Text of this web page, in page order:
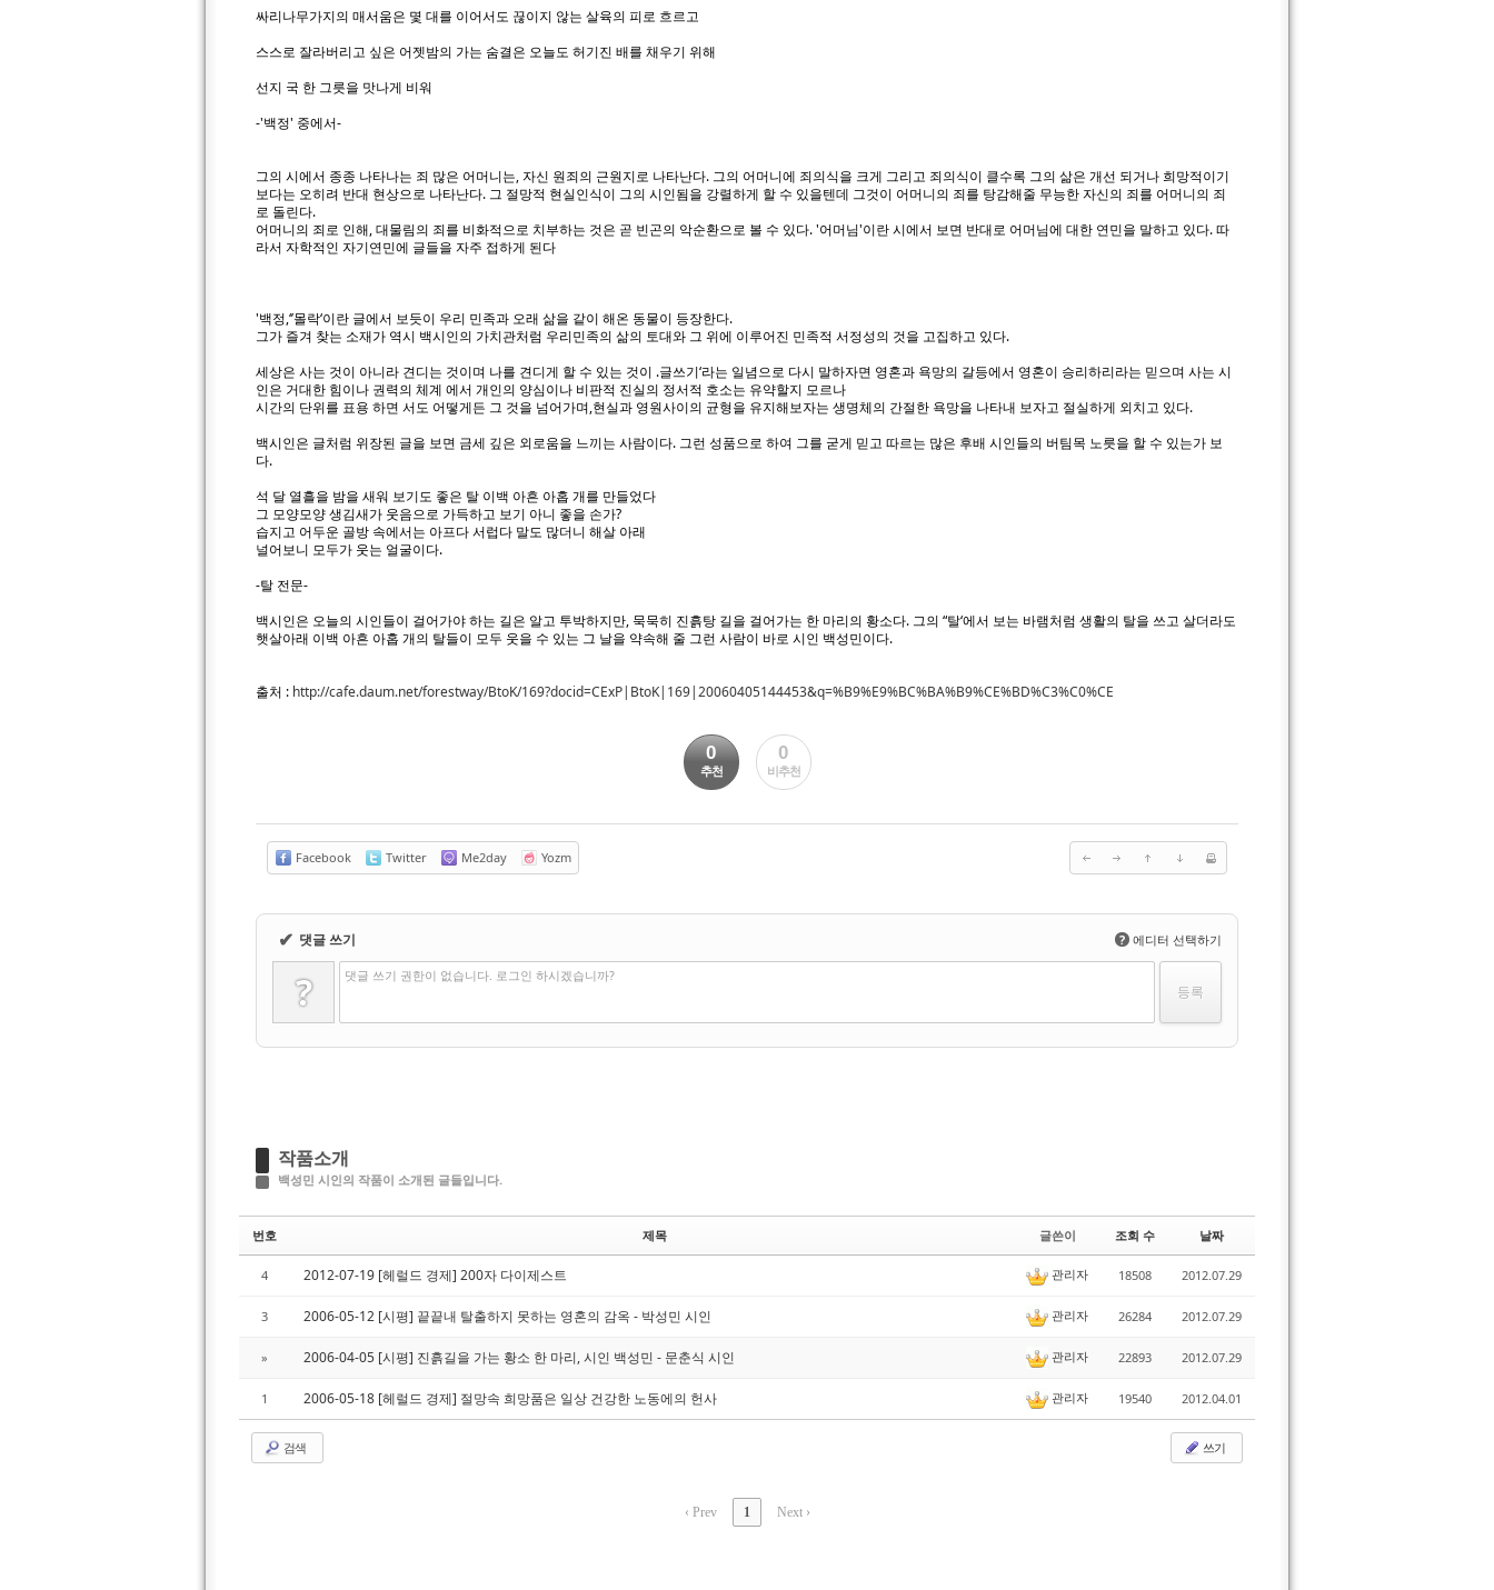
싸리나무가지의 매서움은 몇 대를 이어서도 끊이지 않는 살육의 피로 흐르고
스스로 잘라버리고 싶은 어젯밤의 가는 숨결은 오늘도 허기진 배를 채우기 위해
선지 국 한 그릇을 맛나게 비워
-'백정' 중에서-
그의 시에서 종종 나타나는 죄 많은 어머니는, 자신 원죄의 근원지로 나타난다. 그의 어머니에 죄의식을 크게 그리고 죄의식이 클수록 그의 삶은 개선 되거나 희망적이기
보다는 오히려 반대 현상으로 나타난다. 그 절망적 현실인식이 그의 시인됨을 강렬하게 할 수 있을텐데 그것이 어머니의 죄를 탕감해줄 무능한 자신의 죄를 어머니의 죄
로 돌린다.
어머니의 죄로 인해, 대물림의 죄를 비화적으로 치부하는 것은 곧 빈곤의 악순환으로 볼 수 있다. '어머님'이란 시에서 보면 반대로 어머님에 대한 연민을 말하고 있다. 따
라서 자학적인 자기연민에 글들을 자주 접하게 된다
'백정,‘’몰락‘이란 글에서 보듯이 우리 민족과 오래 삶을 같이 해온 동물이 등장한다.
그가 즐겨 찾는 소재가 역시 백시인의 가치관처럼 우리민족의 삶의 토대와 그 위에 이루어진 민족적 서정성의 것을 고집하고 있다.
세상은 사는 것이 아니라 견디는 것이며 나를 견디게 할 수 있는 것이 .글쓰기‘라는 일념으로 다시 말하자면 영혼과 욕망의 갈등에서 영혼이 승리하리라는 믿으며 사는 시
인은 거대한 힘이나 권력의 체계 에서 개인의 양심이나 비판적 진실의 정서적 호소는 유약할지 모르나
시간의 단위를 표용 하면 서도 어떻게든 그 것을 넘어가며,현실과 영원사이의 균형을 유지해보자는 생명체의 간절한 욕망을 나타내 보자고 절실하게 외치고 있다.
백시인은 글처럼 위장된 글을 보면 금세 깊은 외로움을 느끼는 사람이다. 그런 성품으로 하여 그를 굳게 믿고 따르는 많은 후배 시인들의 버팀목 노릇을 할 수 있는가 보
다.
석 달 열흘을 밤을 새워 보기도 좋은 탈 이백 아흔 아홉 개를 만들었다
그 모양모양 생김새가 웃음으로 가득하고 보기 아니 좋을 손가?
습지고 어두운 골방 속에서는 아프다 서럽다 말도 많더니 해살 아래
널어보니 모두가 웃는 얼굴이다.
-탈 전문-
백시인은 오늘의 시인들이 걸어가야 하는 길은 알고 투박하지만, 묵묵히 진흙탕 길을 걸어가는 한 마리의 황소다. 그의 “탈‘에서 보는 바램처럼 생활의 탈을 쓰고 살더라도
햇살아래 이백 아흔 아홉 개의 탈들이 모두 웃을 수 있는 그 날을 약속해 줄 그런 사람이 바로 시인 백성민이다.
출처 : http://cafe.daum.net/forestway/BtoK/169?docid=CExP|BtoK|169|20060405144453&q=%B9%E9%BC%BA%B9%CE%BD%C3%C0%CE
0
추천
0
비추천
Facebook Twitter Me2day Yozm
✔ 댓글 쓰기 ? 에디터 선택하기
? 댓글 쓰기 권한이 없습니다. 로그인 하시겠습니까?
작품소개
백성민 시인의 작품이 소개된 글들입니다.
번호 제목 글쓴이 조회 수 날짜
4 2012-07-19 [헤럴드 경제] 200자 다이제스트 관리자 18508 2012.07.29
3 2006-05-12 [시평] 끝끝내 탈출하지 못하는 영혼의 감옥 - 박성민 시인 관리자 26284 2012.07.29
» 2006-04-05 [시평] 진흙길을 가는 황소 한 마리, 시인 백성민 - 문춘식 시인 관리자 22893 2012.07.29
1 2006-05-18 [헤럴드 경제] 절망속 희망품은 일상 건강한 노동에의 헌사 관리자 19540 2012.04.01
검색 쓰기
‹ Prev 1 Next ›